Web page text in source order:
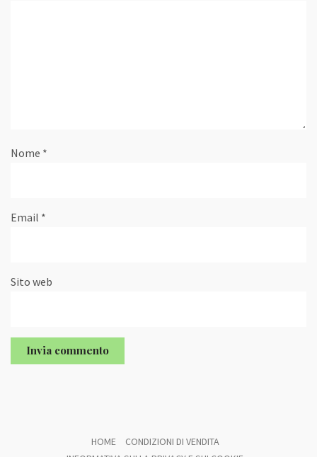
Nome *
Email *
Sito web
HOME
CONDIZIONI DI VENDITA